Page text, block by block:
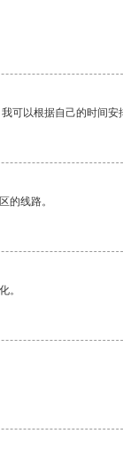
可以根据自己的时间安
的线路。
。